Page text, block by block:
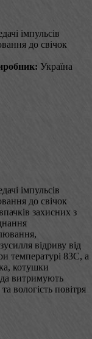
імпульсів
до свічок
Україна
імпульсів
до свічок
захисних з
відриву від
температурі 83С, а
котушки
витримують
вологість повітря